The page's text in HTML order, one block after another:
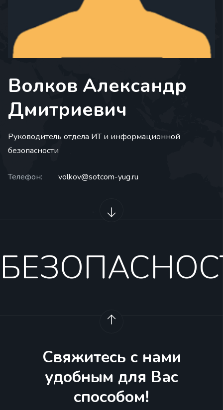
Волков Александр
Дмитриевич
Руководитель отдела ИТ и информационной
безопасности
Телефон: volkov@sotcom-yug.ru
Свяжитесь с нами
удобным для Вас
способом!